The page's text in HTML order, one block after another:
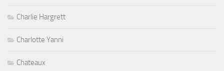
Charlie Hargrett
Charlotte Yanni
Chateaux